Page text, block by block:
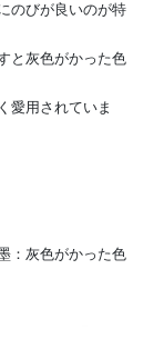
のびが良いのが特
と灰色がかった色
愛用されていま
：灰色がかった色